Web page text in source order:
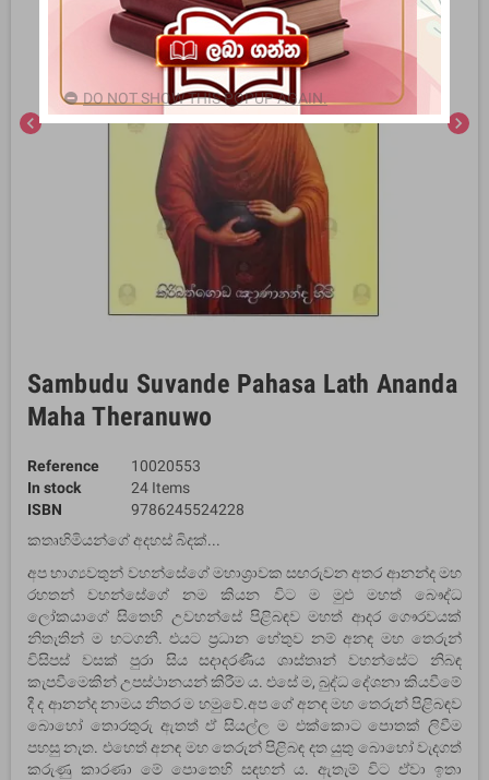
chevron_left chevron_right
Sambudu Suvande Pahasa Lath Ananda
Maha Theranuwo
Reference
10020553
In stock
24 Items
ISBN
9786245524228
කතෘහිමියන්ගේ අදහස් බිදක්...
අප භාග්‍යවතුන් වහන්සේගේ මහාශ්‍රාවක සඟරුවන අතර ආනන්ද මහ
රහතන් වහන්සේගේ නම කියන විට ම මුළු මහත් බෞද්ධ
ලෝකයාගේ සිතෙහි උවහන්සේ පිළිබඳව මහත් ආදර ගෞරවයක්
නිතැතින් ම හටගනී. එයට ප්‍රධාන හේතුව නම් අනඳ මහ තෙරුන්
විසිපස් වසක් පුරා සිය සදාදරණීය ශාස්තෘන් වහන්සේට නිබඳ
කැපවීමෙකින් උපස්ථානයන් කිරීම ය. එසේ ම, බුද්ධ දේශනා කියවීමේ
දී ද ආනන්ද නාමය නිතර ම හමුවේ.අප ගේ අනඳ මහ තෙරුන් පිළිබඳව
බොහෝ තොරතුරු ඇතත් ඒ සියල්ල ම එක්කොට පොතක් ලිවීම
පහසු නැත. එහෙත් අනඳ මහ තෙරුන් පිළිබඳ දත යුතු බොහෝ වැදගත්
කරුණු කාරණා මේ පොතෙහි සඳහන් ය. ඇතැම් විට ඒවා ඉතා
DO NOT SHOW THIS POPUP AGAIN.